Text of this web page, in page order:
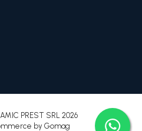
PREST SRL 2026
by Gomag